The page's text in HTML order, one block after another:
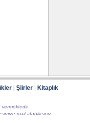
Şiirler Kitaplık
mail atabilirsiniz.